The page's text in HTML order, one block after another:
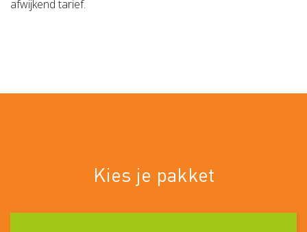
afwijkend tarief.
Kies je pakket